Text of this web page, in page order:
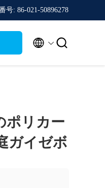
号: 86-021-50896278
 
ポリカー
ガイゼボ